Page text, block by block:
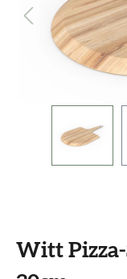
Witt Pizza-